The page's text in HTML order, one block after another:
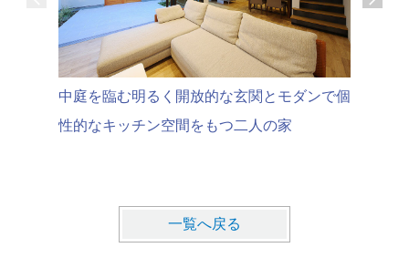
中庭を臨む明るく開放的な玄関とモダンで個
性的なキッチン空間をもつ二人の家
一覧へ戻る